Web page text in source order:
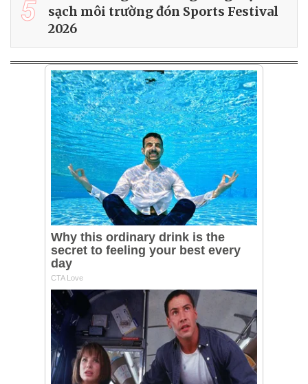
5
sạch môi trường đón Sports Festival
2026